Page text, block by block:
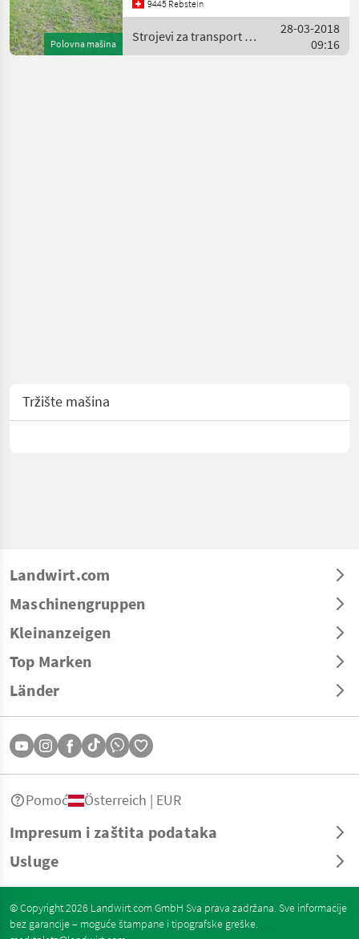
Polovna mašina
9445 Rebstein
Strojevi za transport /
Sonstige
28-03-2018
09:16
Tržište mašina
Landwirt.com
Maschinengruppen
Kleinanzeigen
Top Marken
Länder
Impresum i zaštita podataka
Usluge
Pomoć Österreich | EUR
© Copyright 2026 Landwirt.com GmbH Sva prava zadržana. Sve informacije
bez garancije – moguće štampane i tipografske greške.